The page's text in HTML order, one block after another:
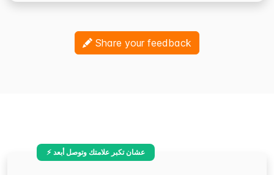
Share your feedback
⚡ عشان تكبر علامتك وتوصل أبعد